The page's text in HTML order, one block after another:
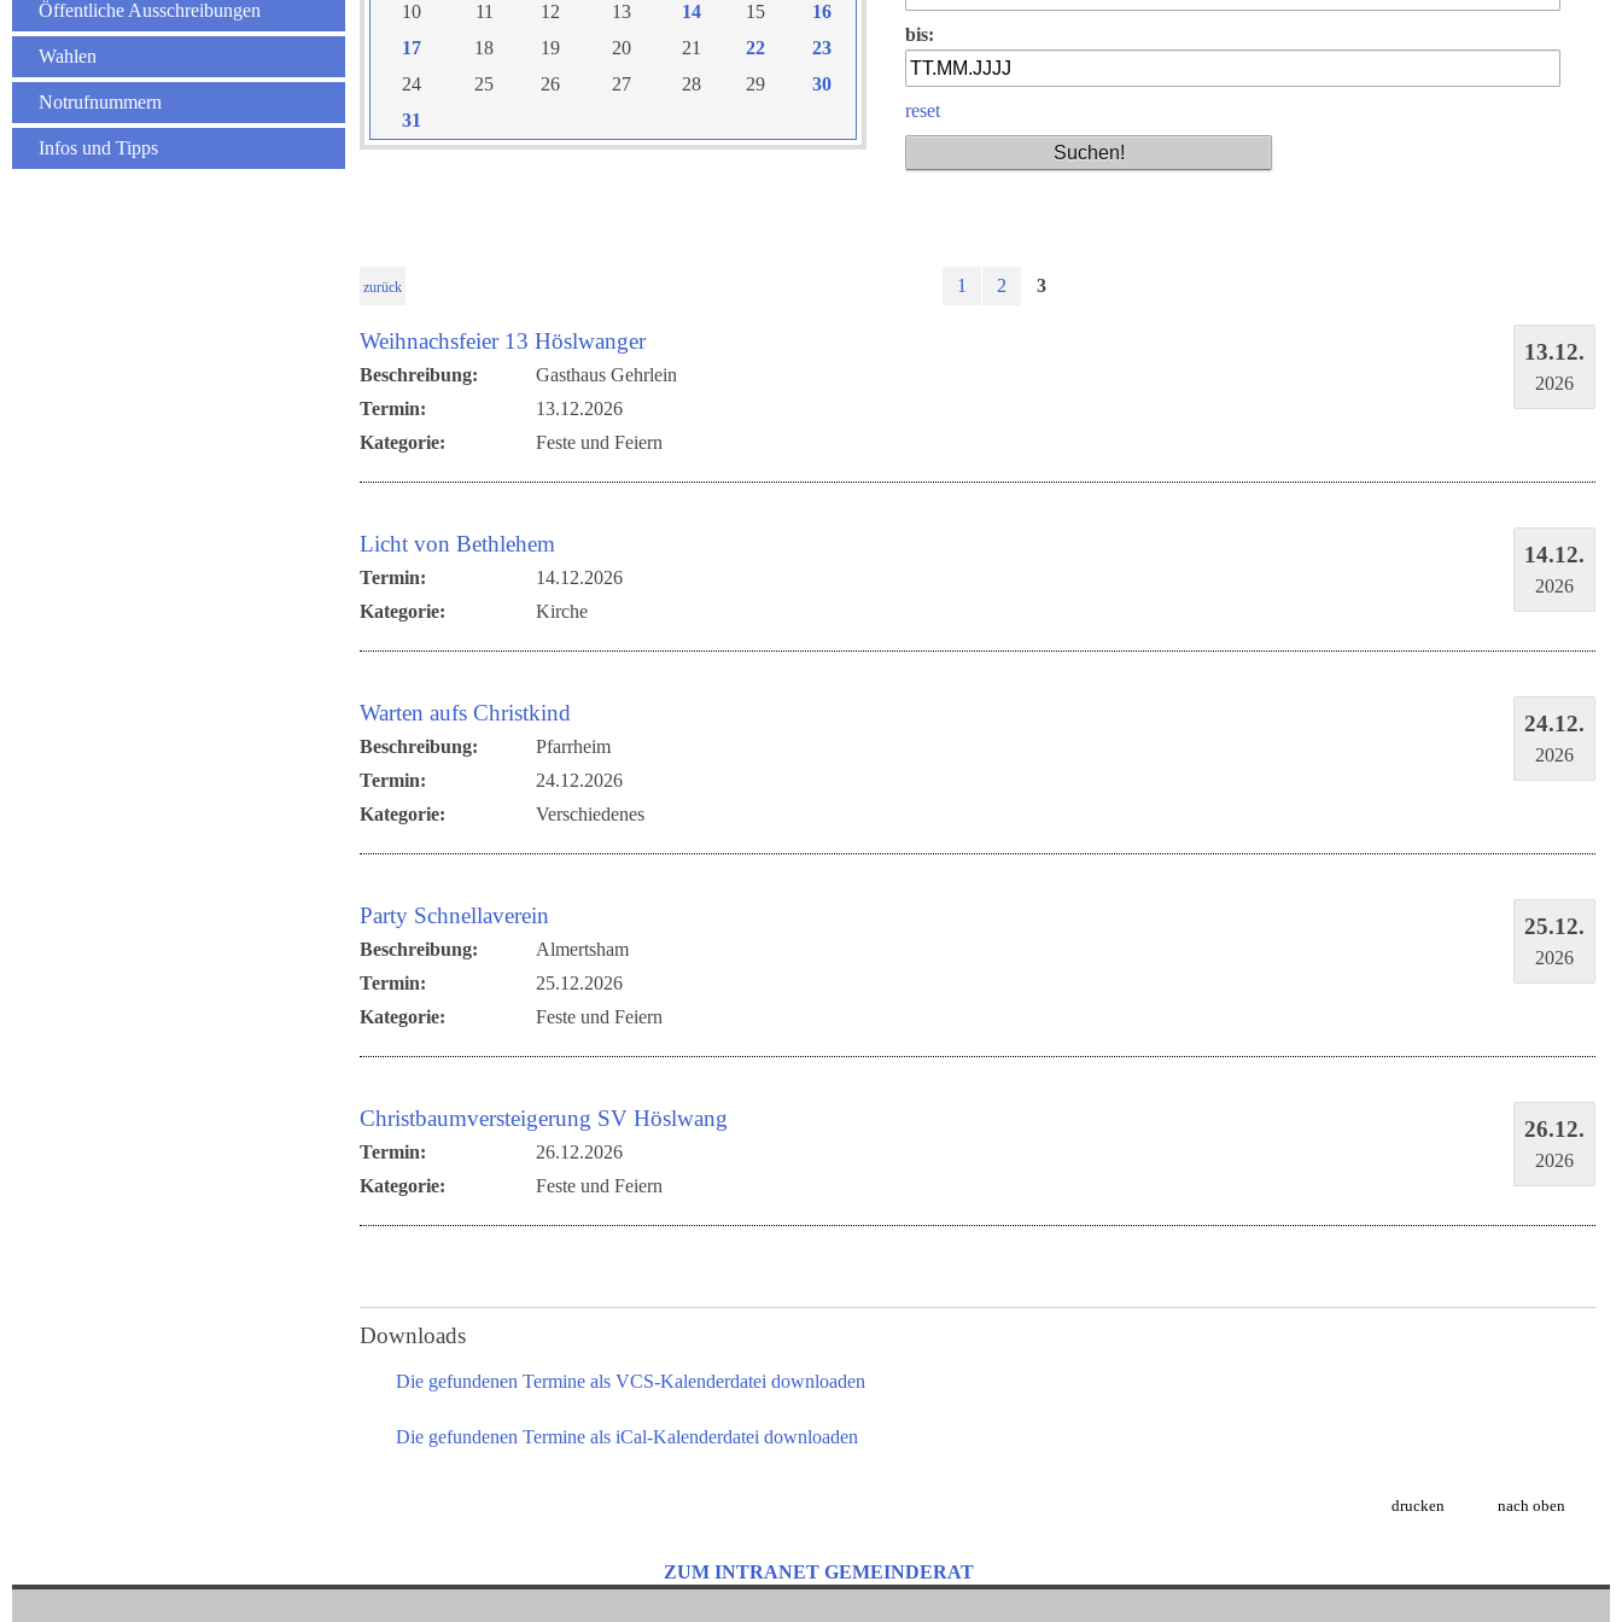
Öffentliche Ausschreibungen
Wahlen
Notrufnummern
Infos und Tipps
10
11 12 13 14 15
16
17
18 19 20 21 22
23
24
25 26 27 28 29
30
31
bis:
reset
zurück 1 2 3
13.12.
2026
Weihnachsfeier 13 Höslwanger
Beschreibung:
Gasthaus Gehrlein
Termin:
13.12.2026
Kategorie:
Feste und Feiern
14.12.
2026
Licht von Bethlehem
Termin:
14.12.2026
Kategorie:
Kirche
24.12.
2026
Warten aufs Christkind
Beschreibung:
Pfarrheim
Termin:
24.12.2026
Kategorie:
Verschiedenes
25.12.
2026
Party Schnellaverein
Beschreibung:
Almertsham
Termin:
25.12.2026
Kategorie:
Feste und Feiern
26.12.
2026
Christbaumversteigerung SV Höslwang
Termin:
26.12.2026
Kategorie:
Feste und Feiern
Downloads
Die gefundenen Termine als VCS-Kalenderdatei downloaden
Die gefundenen Termine als iCal-Kalenderdatei downloaden
drucken nach oben
ZUM INTRANET GEMEINDERAT